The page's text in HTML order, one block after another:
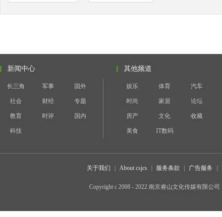
新闻中心
长三角 军事 国外
社会 财经 专题
教育 时评 国内
科技
其他频道
娱乐 体育 汽车
时尚 家居 论坛
房产 文化 收藏
美食 IT数码
关于我们 About csjcs 服务条款 广告服务
Copyright c 2008 - 2022 南京睿山文化传媒有限公司